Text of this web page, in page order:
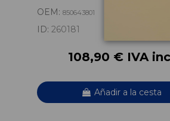
OEM: 850643801
ID: 260181
108,90 € IVA
Añadir a la cesta